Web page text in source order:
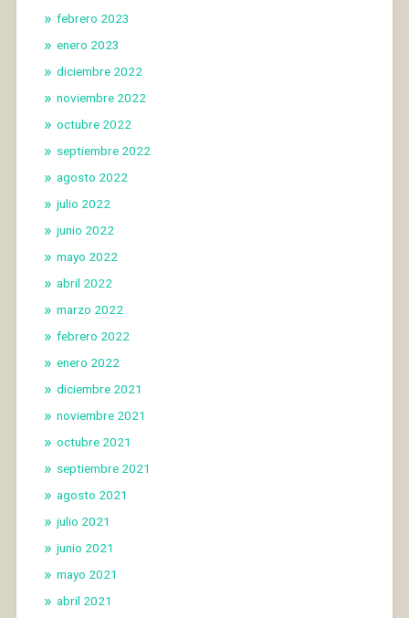
febrero 2023
enero 2023
diciembre 2022
noviembre 2022
octubre 2022
septiembre 2022
agosto 2022
julio 2022
junio 2022
mayo 2022
abril 2022
marzo 2022
febrero 2022
enero 2022
diciembre 2021
noviembre 2021
octubre 2021
septiembre 2021
agosto 2021
julio 2021
junio 2021
mayo 2021
abril 2021